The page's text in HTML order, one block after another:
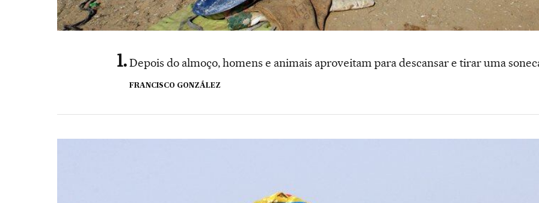
Depois do almoço, homens e animais aproveitam para descansar e tirar uma
FRANCISCO GONZÁLEZ